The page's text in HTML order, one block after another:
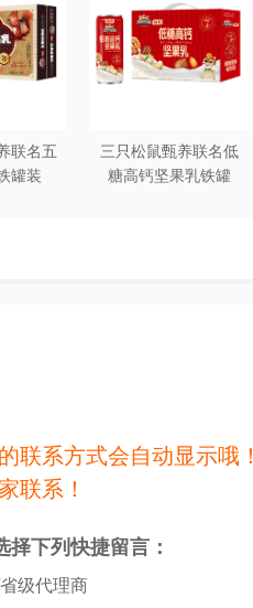
联名五
罐装
三只松鼠甄养联名低
糖高钙坚果乳铁罐
联系方式会自动显示哦！
联系！
下列快捷留言：
级代理商